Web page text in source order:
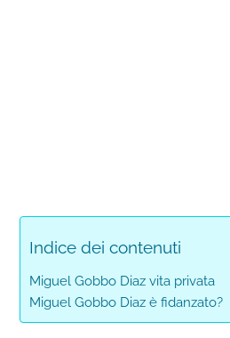
Indice dei contenuti
Miguel Gobbo Diaz vita privata
Miguel Gobbo Diaz è fidanzato?